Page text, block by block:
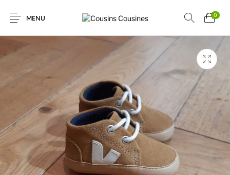
MENU
0
Nouveautés Promotions Chaussures Vêtements Filles
Vêtements
Garçons
Accessoires Cadeaux